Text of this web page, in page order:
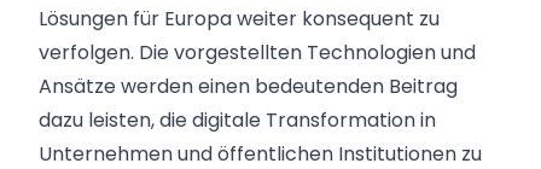
Lösungen für Europa weiter konsequent zu
verfolgen. Die vorgestellten Technologien und
Ansätze werden einen bedeutenden Beitrag
dazu leisten, die digitale Transformation in
Unternehmen und öffentlichen Institutionen zu